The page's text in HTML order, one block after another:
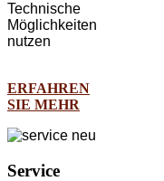
Technische
Möglichkeiten
nutzen
ERFAHREN
SIE MEHR
Service